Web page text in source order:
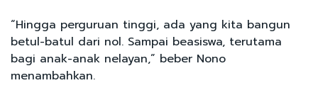
“Hingga perguruan tinggi, ada yang kita bangun
betul-batul dari nol. Sampai beasiswa, terutama
bagi anak-anak nelayan,” beber Nono
menambahkan.